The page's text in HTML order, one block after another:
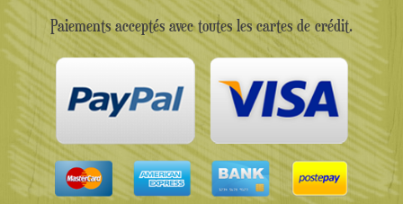
Paiements acceptés avec toutes les cartes de crédit.